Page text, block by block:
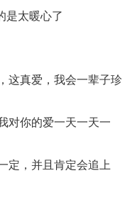
爱情歌曲
婚姻问题 脾气
真爱，我会一辈子珍
你的爱一天一天一
，并且肯定会追上